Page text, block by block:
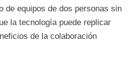
de equipos de dos personas sin
la tecnología puede replicar
de la colaboración